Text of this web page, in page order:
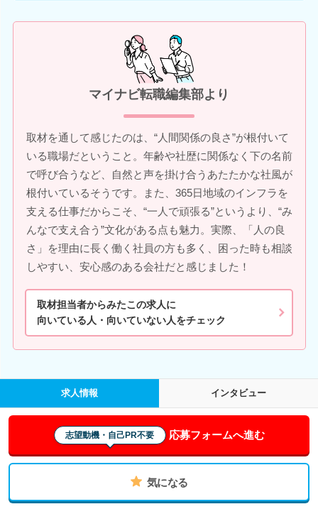
マイナビ転職編集部より
取材を通して感じたのは、“人間関係の良さ”が根付いて
いる職場だということ。年齢や社歴に関係なく下の名前
で呼び合うなど、自然と声を掛け合うあたたかな社風が
根付いているそうです。また、365日地域のインフラを
支える仕事だからこそ、“一人で頑張る”というより、“み
んなで支え合う”文化がある点も魅力。実際、「人の良
さ」を理由に長く働く社員の方も多く、困った時も相談
しやすい、安心感のある会社だと感じました！
取材担当者からみたこの求人に
向いている人・向いていない人をチェック
求人情報 インタビュー
志望動機・自己PR不要 応募フォームへ進む
気になる